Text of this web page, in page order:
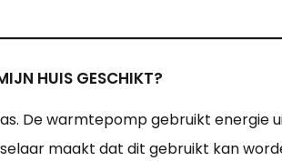
HUIS GESCHIKT?
De warmtepomp gebruikt energie
maakt dat dit gebruikt kan